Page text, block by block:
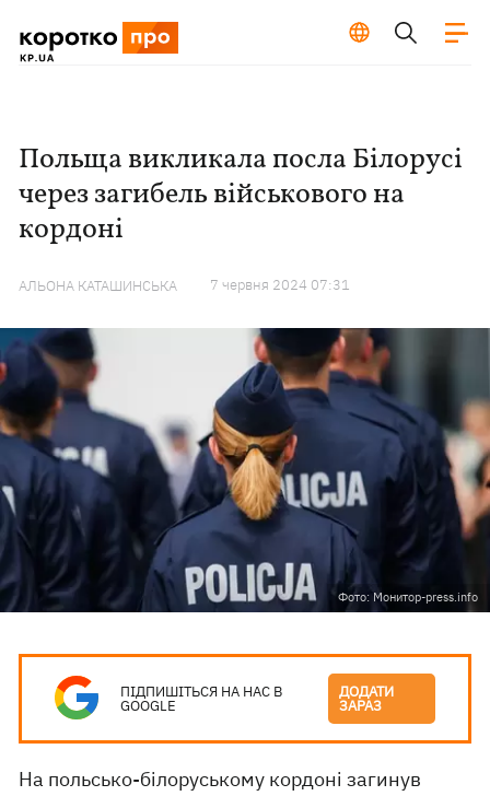
Польща викликала посла Білорусі
через загибель військового на
кордоні
АЛЬОНА КАТАШИНСЬКА 7 червня 2024 07:31
Фото: Монитор-press.info
ПІДПИШІТЬСЯ НА НАС В
GOOGLE
ДОДАТИ
ЗАРАЗ
На польсько-білоруському кордоні загинув